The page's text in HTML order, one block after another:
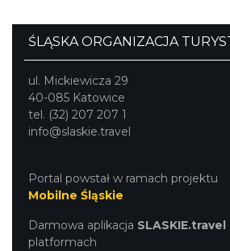
ŚLĄSKA ORGANIZACJA
ul. Mickiewicza 29
40-085 Katowice
tel. (32) 207 207 1
info@slaskie.travel
Portal powstał w ramach projektu
Mobilne Śląskie
Darmowa aplikacja SLASKIE.travel
platformach